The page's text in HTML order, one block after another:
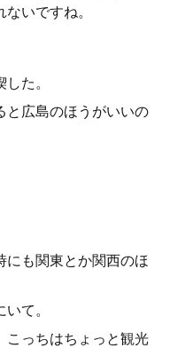
いですね。
た。
と広島のほうがいいの
にも関東とか関西のほ
て。
こっちはちょっと観光